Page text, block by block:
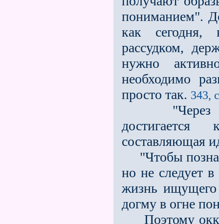
пониманием".
как сегодня,
рассудком,
нужно
необходимо
просто так. 343,
"Через
достигается
составляющая
"Чтобы
но не следует
жизнь ищущего
догму в огне
Поэтому